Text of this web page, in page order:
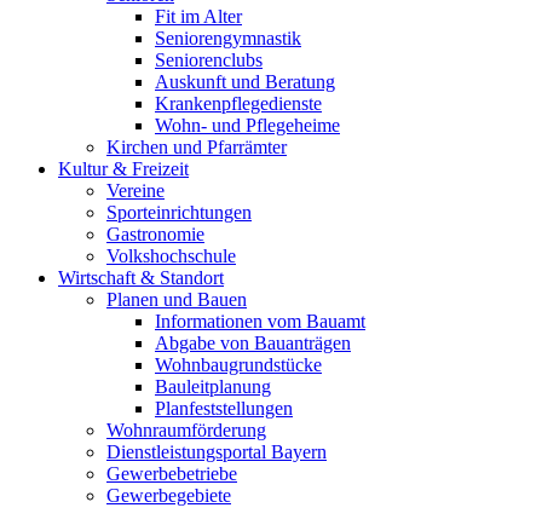
Fit im Alter
Seniorengymnastik
Seniorenclubs
Auskunft und Beratung
Krankenpflegedienste
Wohn- und Pflegeheime
Kirchen und Pfarrämter
Kultur & Freizeit
Vereine
Sporteinrichtungen
Gastronomie
Volkshochschule
Wirtschaft & Standort
Planen und Bauen
Informationen vom Bauamt
Abgabe von Bauanträgen
Wohnbaugrundstücke
Bauleitplanung
Planfeststellungen
Wohnraumförderung
Dienstleistungsportal Bayern
Gewerbebetriebe
Gewerbegebiete